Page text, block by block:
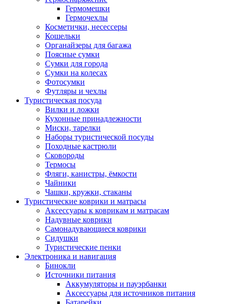
Гермомешки
Гермочехлы
Косметички, несессеры
Кошельки
Органайзеры для багажа
Поясные сумки
Сумки для города
Сумки на колесах
Фотосумки
Футляры и чехлы
Туристическая посуда
Вилки и ложки
Кухонные принадлежности
Миски, тарелки
Наборы туристической посуды
Походные кастрюли
Сковороды
Термосы
Фляги, канистры, ёмкости
Чайники
Чашки, кружки, стаканы
Туристические коврики и матрасы
Аксессуары к коврикам и матрасам
Надувные коврики
Самонадувающиеся коврики
Сидушки
Туристические пенки
Электроника и навигация
Бинокли
Источники питания
Аккумуляторы и пауэрбанки
Аксессуары для источников питания
Батарейки